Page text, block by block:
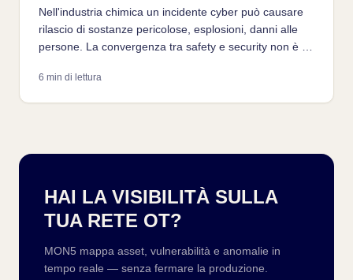
Nell'industria chimica un incidente cyber può causare
rilascio di sostanze pericolose, esplosioni, danni alle
persone. La convergenza tra safety e security non è un
Instrumented System ha dimostrato che l'ultimo
6 min di lettura
HAI LA VISIBILITÀ SULLA
TUA RETE OT?
MON5 mappa asset, vulnerabilità e anomalie in
tempo reale — senza fermare la produzione.